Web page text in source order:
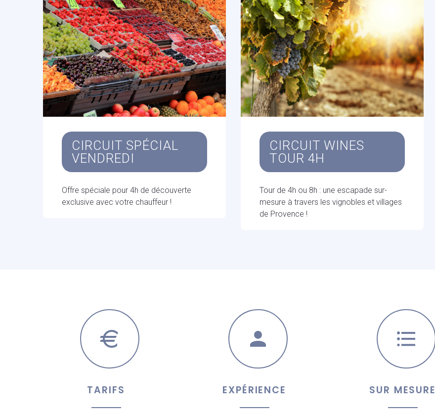
CIRCUIT SPÉCIAL
VENDREDI
Offre spéciale pour 4h de découverte
exclusive avec votre chauffeur !
CIRCUIT WINES
TOUR 4H
Tour de 4h ou 8h : une escapade sur-
mesure à travers les vignobles et villages
de Provence !
TARIFS EXPÉRIENCE SUR MESURE